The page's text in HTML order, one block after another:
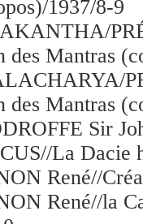
1937/8-9
des Mantras
des Mantras
Sir
La Dacie
René//
René//la